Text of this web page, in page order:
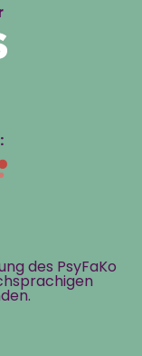
des PsyFaKo